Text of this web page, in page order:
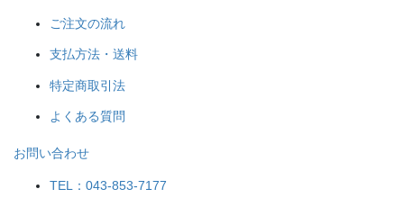
ご注文の流れ
支払方法・送料
特定商取引法
よくある質問
お問い合わせ
TEL：043-853-7177